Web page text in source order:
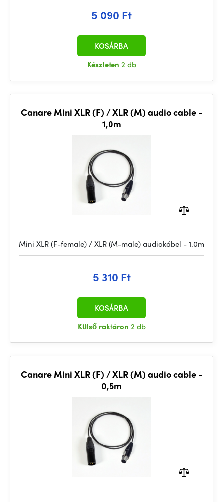
5 090 Ft
Készleten 2 db
KOSÁRBA
Canare Mini XLR (F) / XLR (M) audio cable -
1,0m
Mini XLR (F-female) / XLR (M-male) audiokábel - 1.0m
5 310 Ft
Külső raktáron 2 db
KOSÁRBA
Canare Mini XLR (F) / XLR (M) audio cable -
0,5m